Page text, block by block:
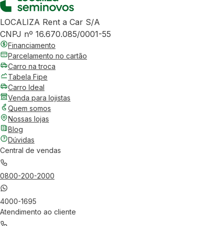
LOCALIZA Rent a Car S/A
CNPJ nº 16.670.085/0001-55
Financiamento
Parcelamento no cartão
Carro na troca
Tabela Fipe
Carro Ideal
Venda para lojistas
Quem somos
Nossas lojas
Blog
Dúvidas
Central de vendas
0800-200-2000
4000-1695
Atendimento ao cliente